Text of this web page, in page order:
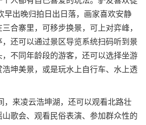
早出晚归拍日出日落，画家喜欢安静
合寨里，可移步换景，可上对弈峰，
还可以通过景区导览系统扫码听到景
，不同年龄段的游客，还可以选择坐游
坤美景，或是玩水上自行车、水上透
来凌云浩坤湖，还可以观看北路壮
歌会、观看民俗表演、参加群众性的